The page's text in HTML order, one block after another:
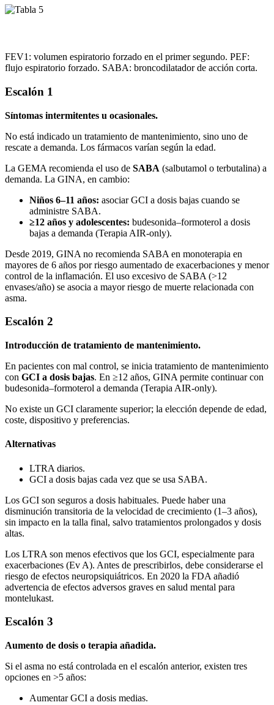
FEV1: volumen espiratorio forzado en el primer segundo. PEF:
flujo espiratorio forzado. SABA: broncodilatador de acción corta.
Escalón 1
Síntomas intermitentes u ocasionales.
No está indicado un tratamiento de mantenimiento, sino uno de
rescate a demanda. Los fármacos varían según la edad.
La GEMA recomienda el uso de SABA (salbutamol o terbutalina) a
demanda. La GINA, en cambio:
Niños 6–11 años: asociar GCI a dosis bajas cuando se
administre SABA.
≥12 años y adolescentes: budesonida–formoterol a dosis
bajas a demanda (Terapia AIR-only).
Desde 2019, GINA no recomienda SABA en monoterapia en
mayores de 6 años por riesgo aumentado de exacerbaciones y menor
control de la inflamación. El uso excesivo de SABA (>12
envases/año) se asocia a mayor riesgo de muerte relacionada con
asma.
Escalón 2
Introducción de tratamiento de mantenimiento.
En pacientes con mal control, se inicia tratamiento de mantenimiento
con GCI a dosis bajas. En ≥12 años, GINA permite continuar con
budesonida–formoterol a demanda (Terapia AIR-only).
No existe un GCI claramente superior; la elección depende de edad,
coste, dispositivo y preferencias.
Alternativas
LTRA diarios.
GCI a dosis bajas cada vez que se usa SABA.
Los GCI son seguros a dosis habituales. Puede haber una
disminución transitoria de la velocidad de crecimiento (1–3 años),
sin impacto en la talla final, salvo tratamientos prolongados y dosis
altas.
Los LTRA son menos efectivos que los GCI, especialmente para
exacerbaciones (Ev A). Antes de prescribirlos, debe considerarse el
riesgo de efectos neuropsiquiátricos. En 2020 la FDA añadió
advertencia de efectos adversos graves en salud mental para
montelukast.
Escalón 3
Aumento de dosis o terapia añadida.
Si el asma no está controlada en el escalón anterior, existen tres
opciones en >5 años:
Aumentar GCI a dosis medias.